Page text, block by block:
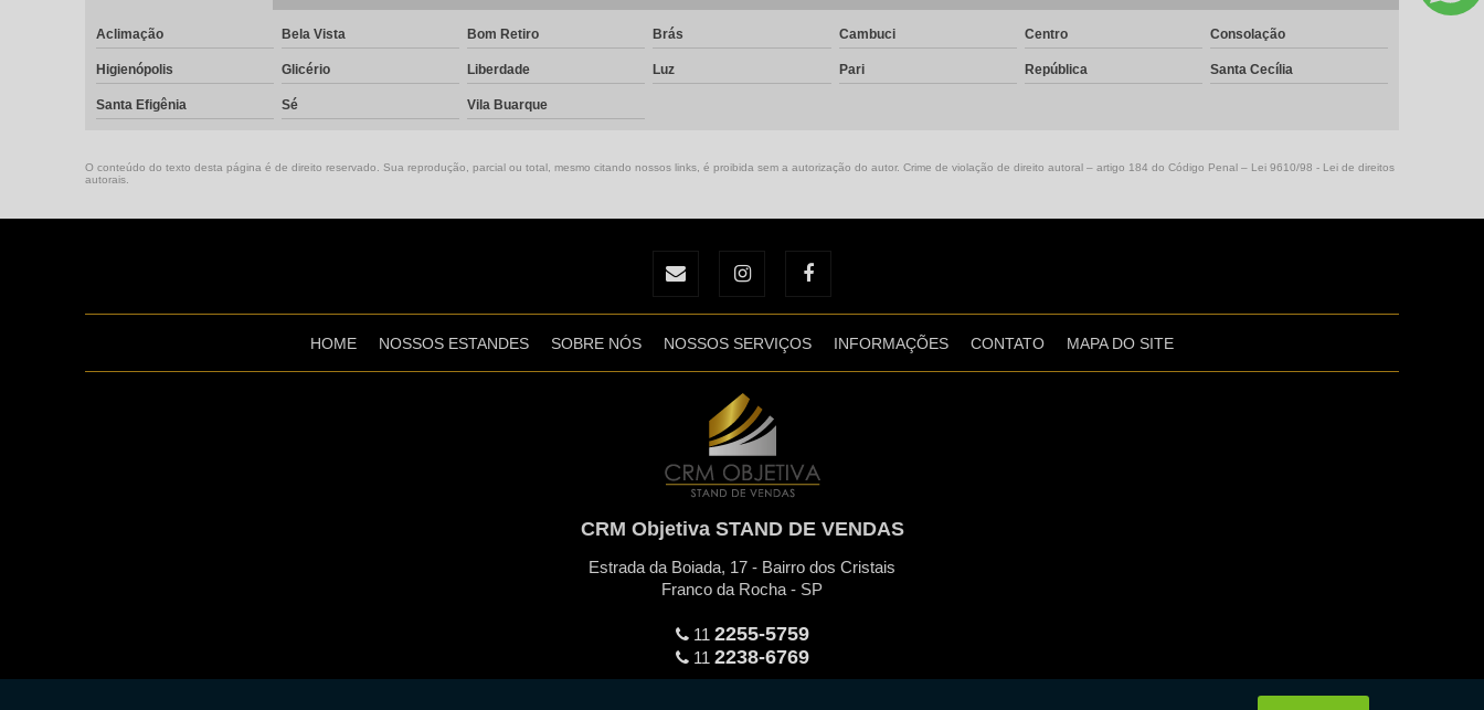
Aclimação Bela Vista Bom Retiro Brás Cambuci Centro Consolação
Higienópolis Glicério Liberdade Luz Pari República Santa Cecília
Santa Efigênia Sé Vila Buarque
O conteúdo do texto desta página é de direito reservado. Sua reprodução, parcial ou total, mesmo citando nossos links, é proibida sem a autorização do autor. Crime de violação de direito autoral – artigo 184 do Código Penal – Lei 9610/98 - Lei de direitos
autorais
HOME NOSSOS ESTANDES SOBRE NÓS NOSSOS SERVIÇOS INFORMAÇÕES CONTATO MAPA DO SITE
CRM Objetiva STAND DE VENDAS
Estrada da Boiada, 17 - Bairro dos Cristais
Franco da Rocha - SP
11 2255-5759
11 2238-6769